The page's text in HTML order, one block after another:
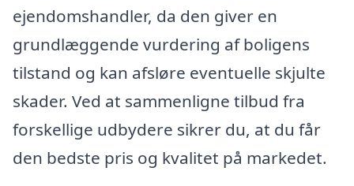
ejendomshandler, da den giver en
grundlæggende vurdering af boligens
tilstand og kan afsløre eventuelle skjulte
skader. Ved at sammenligne tilbud fra
forskellige udbydere sikrer du, at du får
den bedste pris og kvalitet på markedet.